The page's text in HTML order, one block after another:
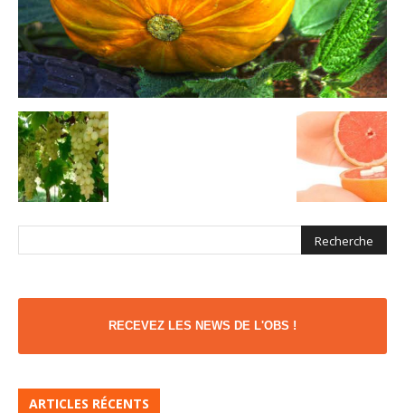
RECEVEZ LES NEWS DE L'OBS !
ARTICLES RÉCENTS